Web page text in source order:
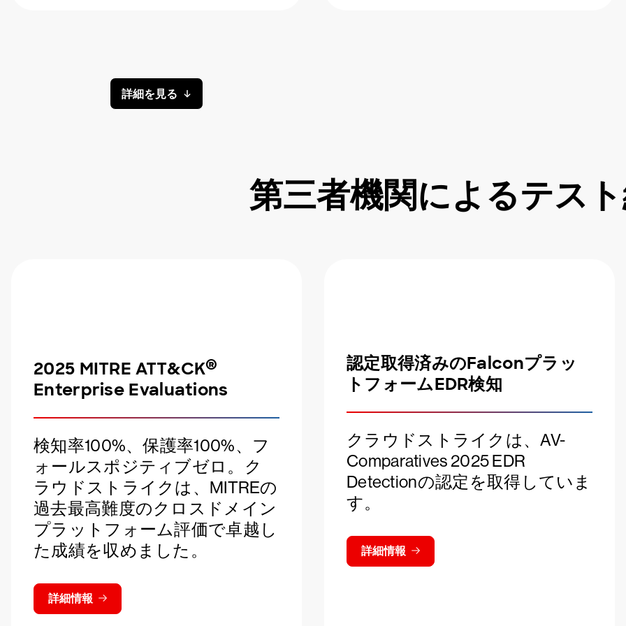
詳細を見る
第三者機関によるテス
2025 MITRE ATT&CK®
Enterprise Evaluations
検知率100%、保護率100%、フ
ォールスポジティブゼロ。ク
ラウドストライクは、MITREの
過去最高難度のクロスドメイン
プラットフォーム評価で卓越し
た成績を収めました。
詳細情報
認定取得済みのFalconプラッ
トフォームEDR検知
クラウドストライクは、AV-
Comparatives 2025 EDR
Detectionの認定を取得していま
す。
詳細情報